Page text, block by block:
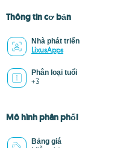
Thông tin cơ bản
Nhà phát triển
LixusApps
Phân loại tuổi
+3
Mô hình phân phối
Bảng giá